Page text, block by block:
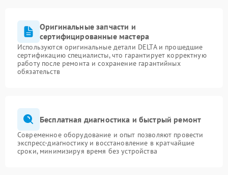
Оригинальные запчасти и
сертифицированные мастера
Используются оригинальные детали DELTA и прошедшие
сертификацию специалисты, что гарантирует корректную
работу после ремонта и сохранение гарантийных
обязательств
Бесплатная диагностика и быстрый ремонт
Современное оборудование и опыт позволяют провести
экспресс-диагностику и восстановление в кратчайшие
сроки, минимизируя время без устройства